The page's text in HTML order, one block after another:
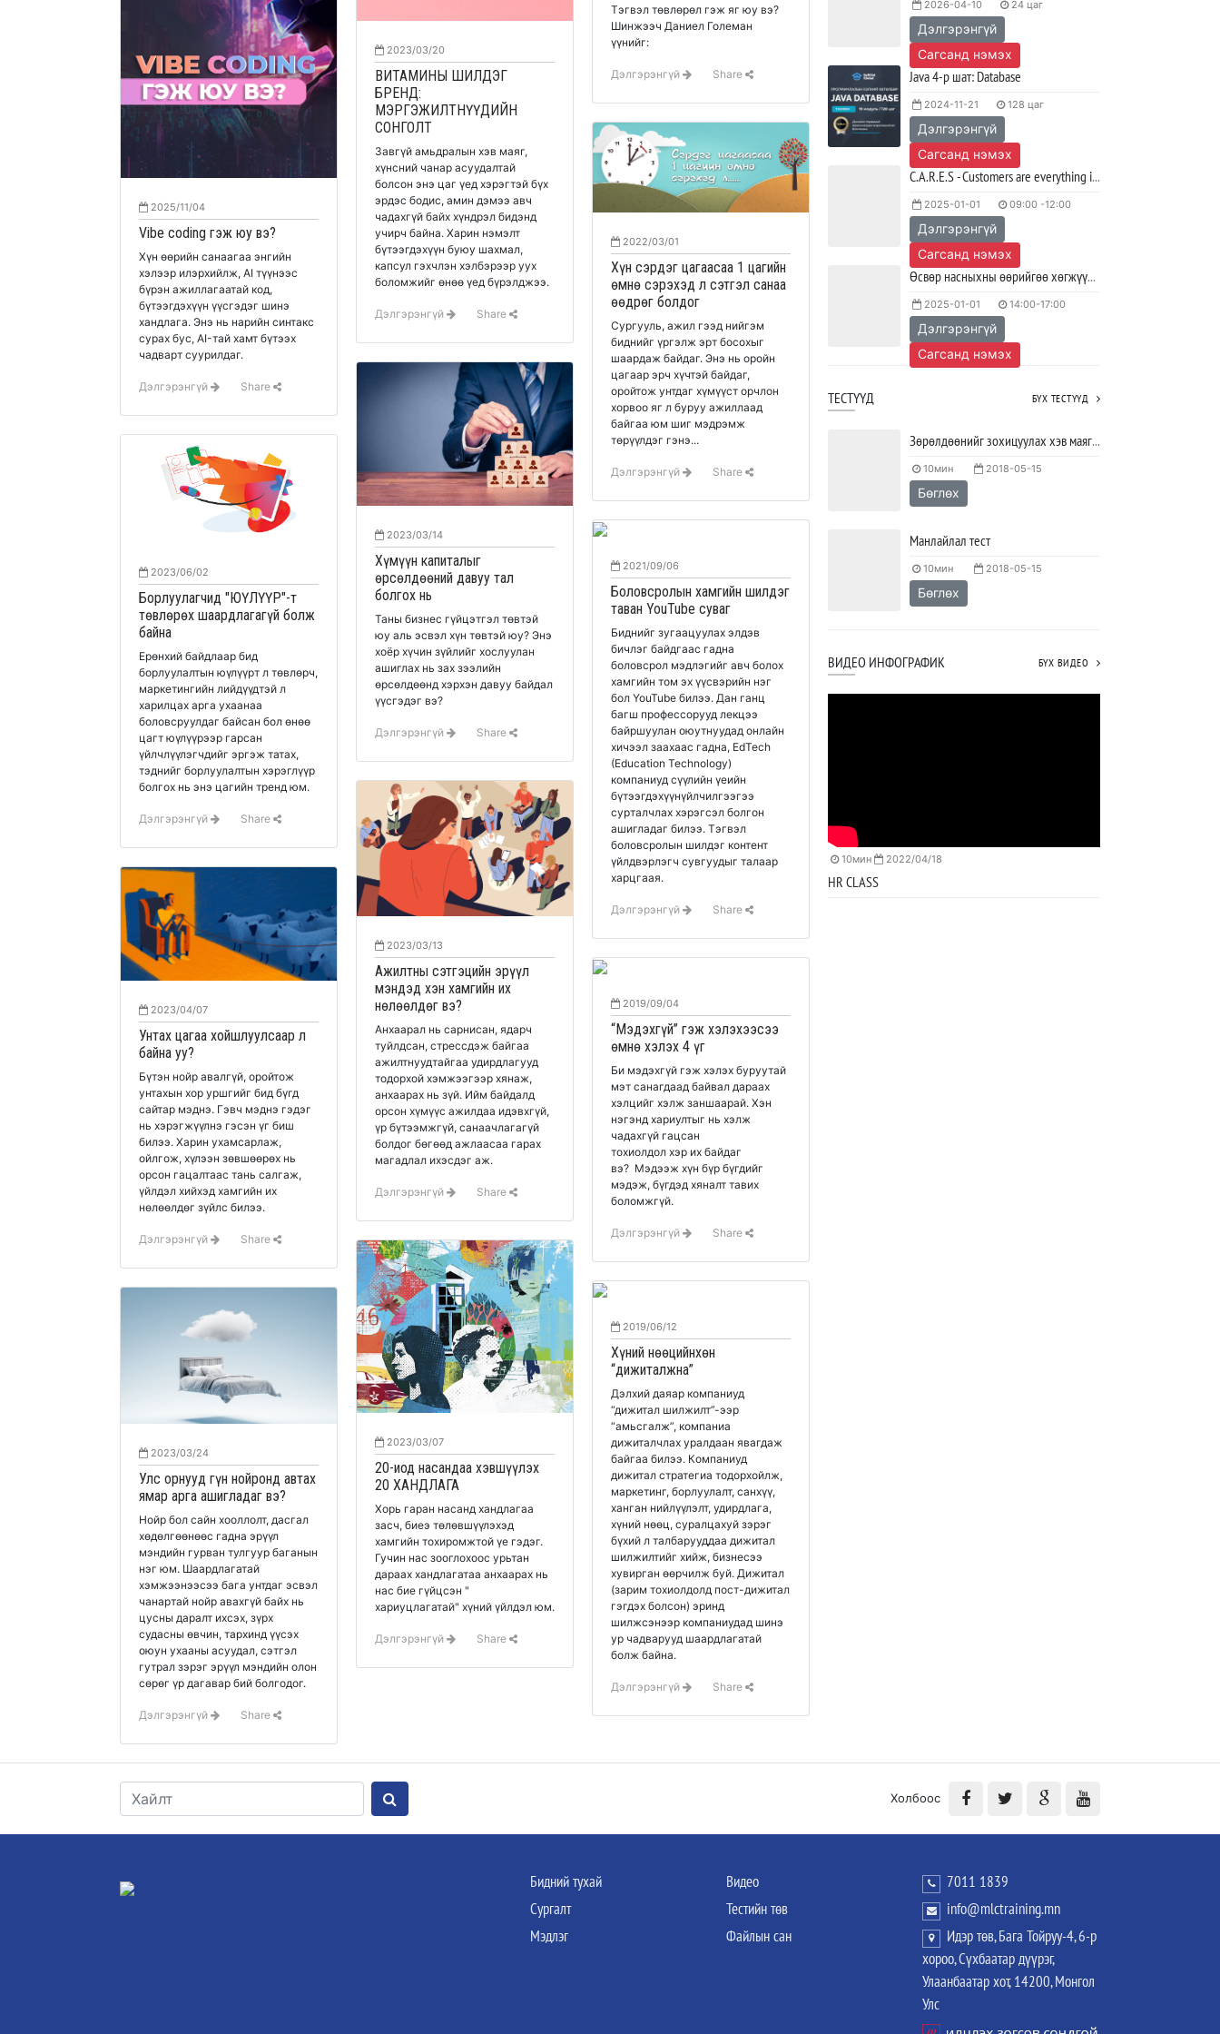
2025/11/04
Vibe coding гэж юу вэ?
Хүн өөрийн санаагаа энгийн
хэлээр илэрхийлж, AI түүнээс
бүрэн ажиллагаатай код,
бүтээгдэхүүн үүсгэдэг шинэ
хандлага. Энэ нь нарийн синтакс
сурах бус, AI-тай хамт бүтээх
чадварт суурилдаг.
Дэлгэрэнгүй Share
2023/06/02
Борлуулагчид "ЮҮЛҮҮР"-т
төвлөрөх шаардлагагүй болж
байна
Ерөнхий байдлаар бид
борлуулалтын юүлүүрт л төвлөрч,
маркетингийн лийдүүдтэй л
харилцах арга ухаанаа
боловсруулдаг байсан бол өнөө
цагт юүлүүрээр гарсан
үйлчлүүлэгчдийг эргэж татах,
тэднийг борлуулалтын хэрэглүүр
болгох нь энэ цагийн тренд юм.
Дэлгэрэнгүй Share
2023/04/07
Унтах цагаа хойшлуулсаар л
байна уу?
Бүтэн нойр авалгүй, оройтож
унтахын хор уршгийг бид бүгд
сайтар мэднэ. Гэвч мэднэ гэдэг
нь хэрэгжүүлнэ гэсэн үг биш
билээ. Харин ухамсарлаж,
ойлгож, хүлээн зөвшөөрөх нь
орсон гацалтаас тань салгаж,
үйлдэл хийхэд хамгийн их
нөлөөлдөг зүйлс билээ.
Дэлгэрэнгүй Share
2023/03/24
Улс орнууд гүн нойронд автах
ямар арга ашигладаг вэ?
Нойр бол сайн хооллолт, дасгал
хөдөлгөөнөөс гадна эрүүл
мэндийн гурван тулгуур баганын
нэг юм. Шаардлагатай
хэмжээнээсээ бага унтдаг эсвэл
чанартай нойр авахгүй байх нь
цусны даралт ихсэх, зүрх
судасны өвчин, тархинд үүсэх
оюун ухааны асуудал, сэтгэл
гутрал зэрэг эрүүл мэндийн олон
сөрөг үр дагавар бий болгодог.
Дэлгэрэнгүй Share
2023/03/20
ВИТАМИНЫ ШИЛДЭГ
БРЕНД:
МЭРГЭЖИЛТНҮҮДИЙН
СОНГОЛТ
Завгүй амьдралын хэв маяг,
хүнсний чанар асуудалтай
болсон энэ цаг үед хэрэгтэй бүх
эрдэс бодис, амин дэмээ авч
чадахгүй байх хүндрэл бидэнд
учирч байна. Харин нэмэлт
бүтээгдэхүүн буюу шахмал,
капсул гэхчлэн хэлбэрээр уух
боломжийг өнөө үед бүрэлджээ.
Дэлгэрэнгүй Share
2023/03/14
Хүмүүн капиталыг
өрсөлдөөний давуу тал
болгох нь
Таны бизнес гүйцэтгэл төвтэй
юу аль эсвэл хүн төвтэй юу? Энэ
хоёр хүчин зүйлийг хослуулан
ашиглах нь зах зээлийн
өрсөлдөөнд хэрхэн давуу байдал
үүсгэдэг вэ?
Дэлгэрэнгүй Share
2023/03/13
Ажилтны сэтгэцийн эрүүл
мэндэд хэн хамгийн их
нөлөөлдөг вэ?
Анхаарал нь сарнисан, ядарч
туйлдсан, стрессдэж байгаа
ажилтнуудтайгаа удирдлагууд
тодорхой хэмжээгээр хянаж,
анхаарах нь зүй. Ийм байдалд
орсон хүмүүс ажилдаа идэвхгүй,
үр бүтээмжгүй, санаачлагагүй
болдог бөгөөд ажлаасаа гарах
магадлал ихэсдэг аж.
Дэлгэрэнгүй Share
2023/03/07
20-иод насандаа хэвшүүлэх
20 ХАНДЛАГА
Хорь гаран насанд хандлагаа
засч, биеэ төлөвшүүлэхэд
хамгийн тохиромжтой үе гэдэг.
Гучин нас зооглохоос урьтан
дараах хандлагатаа анхаарах нь
нас бие гүйцсэн "
хариуцлагатай" хүний үйлдэл юм.
Дэлгэрэнгүй Share
Тэгвэл төвлөрөл гэж яг юу вэ?
Шинжээч Даниел Големан
үүнийг:
Дэлгэрэнгүй Share
2022/03/01
Хүн сэрдэг цагаасаа 1 цагийн
өмнө сэрэхэд л сэтгэл санаа
өөдрөг болдог
Сургууль, ажил гээд нийгэм
биднийг үргэлж эрт босохыг
шаардаж байдаг. Энэ нь оройн
цагаар эрч хүчтэй байдаг,
оройтож унтдаг хүмүүст орчлон
хорвоо яг л буруу ажиллаад
байгаа юм шиг мэдрэмж
төрүүлдэг гэнэ...
Дэлгэрэнгүй Share
2021/09/06
Боловсролын хамгийн шилдэг
таван YouTube суваг
Биднийг зугаацуулах элдэв
бичлэг байдгаас гадна
боловсрол мэдлэгийг авч болох
хамгийн том эх үүсвэрийн нэг
бол YouTube билээ. Дан ганц
багш профессорууд лекцээ
байршуулан оюутнуудад онлайн
хичээл заахаас гадна, EdTech
(Education Technology)
компаниуд сүүлийн үеийн
бүтээгдэхүүнүйлчилгээгээ
сурталчлах хэрэгсэл болгон
ашигладаг билээ. Тэгвэл
боловсролын шилдэг контент
үйлдвэрлэгч сувгуудыг талаар
харцгаая.
Дэлгэрэнгүй Share
2019/09/04
“Мэдэхгүй” гэж хэлэхээсээ
өмнө хэлэх 4 үг
Би мэдэхгүй гэж хэлэх буруутай
мэт санагдаад байвал дараах
хэлцийг хэлж заншаарай. Хэн
нэгэнд хариултыг нь хэлж
чадахгүй гацсан
тохиолдол хэр их байдаг
вэ? Мэдээж хүн бүр бүгдийг
мэдэж, бүгдэд хяналт тавих
боломжгүй.
Дэлгэрэнгүй Share
2019/06/12
Хүний нөөцийнхөн
“дижиталжна”
Дэлхий даяар компаниуд
“дижитал шилжилт”-ээр
“амьсгалж”, компаниа
дижиталчлах уралдаан явагдаж
байгаа билээ. Компаниуд
дижитал стратегиа тодорхойлж,
маркетинг, борлуулалт, санхүү,
ханган нийлүүлэлт, удирдлага,
хүний нөөц, суралцахуй зэрэг
бүхий л талбарууддаа дижитал
шилжилтийг хийж, бизнесээ
хувирган өөрчилж буй. Дижитал
(зарим тохиолдолд пост-дижитал
гэгдэх болсон) эринд
шилжсэнээр компаниудад шинэ
ур чадварууд шаардлагатай
болж байна.
Дэлгэрэнгүй Share
олимпиад амжилттай зохион
байгуулагдлаа.
2023/05/15 SHARE
сурах вэ?
2023/04/27 SHARE
Ажил дээрээ сайн найзтай байх нь
тогтвортой ажиллах суурь болдог
2023/04/25 SHARE
2026-04-10 24 цаг
Дэлгэрэнгүй
Сагсанд нэмэх
Java 4-р шат: Database
2024-11-21 128 цаг
Дэлгэрэнгүй
Сагсанд нэмэх
C.A.R.E.S - Customers are everything in service
2025-01-01 09:00 -12:00
Дэлгэрэнгүй
Сагсанд нэмэх
Өсвөр насныхны өөрийгөө хөгжүүлэх ур чадварын ӨӨРТӨӨ ИТГЭ хөтөлбөр
2025-01-01 14:00-17:00
Дэлгэрэнгүй
Сагсанд нэмэх
ТЕСТҮҮД БҮХ ТЕСТҮҮД
Зөрөлдөөнийг зохицуулах хэв маягийг тодорхойлох тест
10мин 2018-05-15
Бөглөх
Манлайлал тест
10мин 2018-05-15
Бөглөх
ВИДЕО ИНФОГРАФИК БҮХ ВИДЕО
10мин 2022/04/18
HR CLASS
Холбоос
Бидний тухай
Сургалт
Мэдлэг
Видео
Тестийн төв
Файлын сан
7011 1839
info@mlctraining.mn
Идэр төв, Бага Тойруу-4, 6-р
хороо, Сүхбаатар дүүрэг,
Улаанбаатар хот, 14200, Монгол
Улс